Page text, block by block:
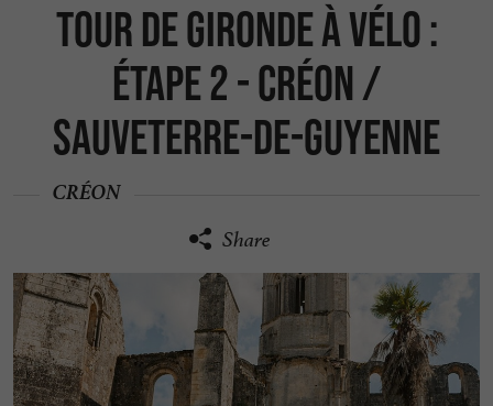
Tour de Gironde à vélo :
étape 2 - Créon /
Sauveterre-de-Guyenne
CRÉON
Share